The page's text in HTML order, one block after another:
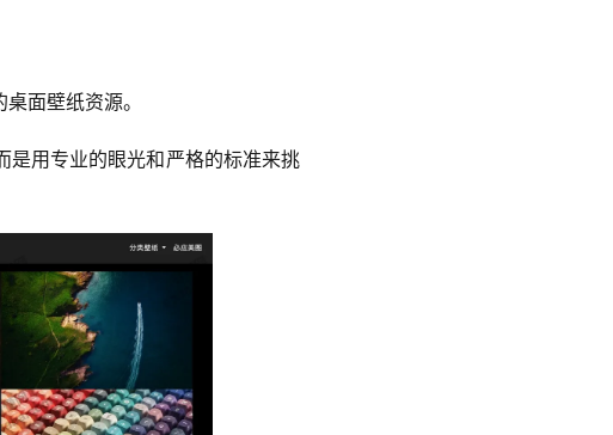
面壁纸资源。
是用专业的眼光和严格的标准来挑